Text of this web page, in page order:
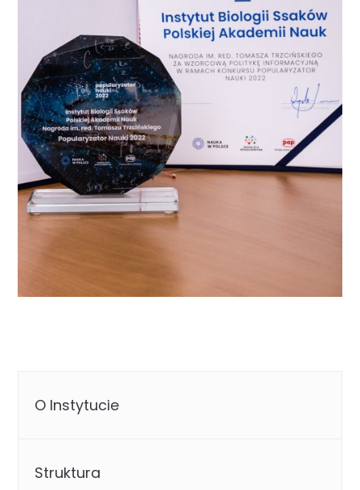
O Instytucie
Struktura